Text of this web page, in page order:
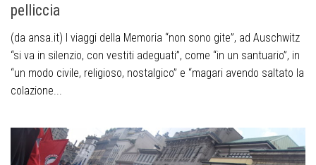
pelliccia
(da ansa.it) I viaggi della Memoria “non sono gite”, ad Auschwitz
“si va in silenzio, con vestiti adeguati”, come “in un santuario”, in
“un modo civile, religioso, nostalgico” e “magari avendo saltato la
colazione...